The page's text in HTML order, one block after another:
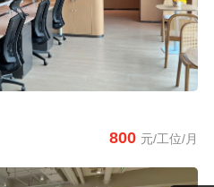
800 元/工位/月